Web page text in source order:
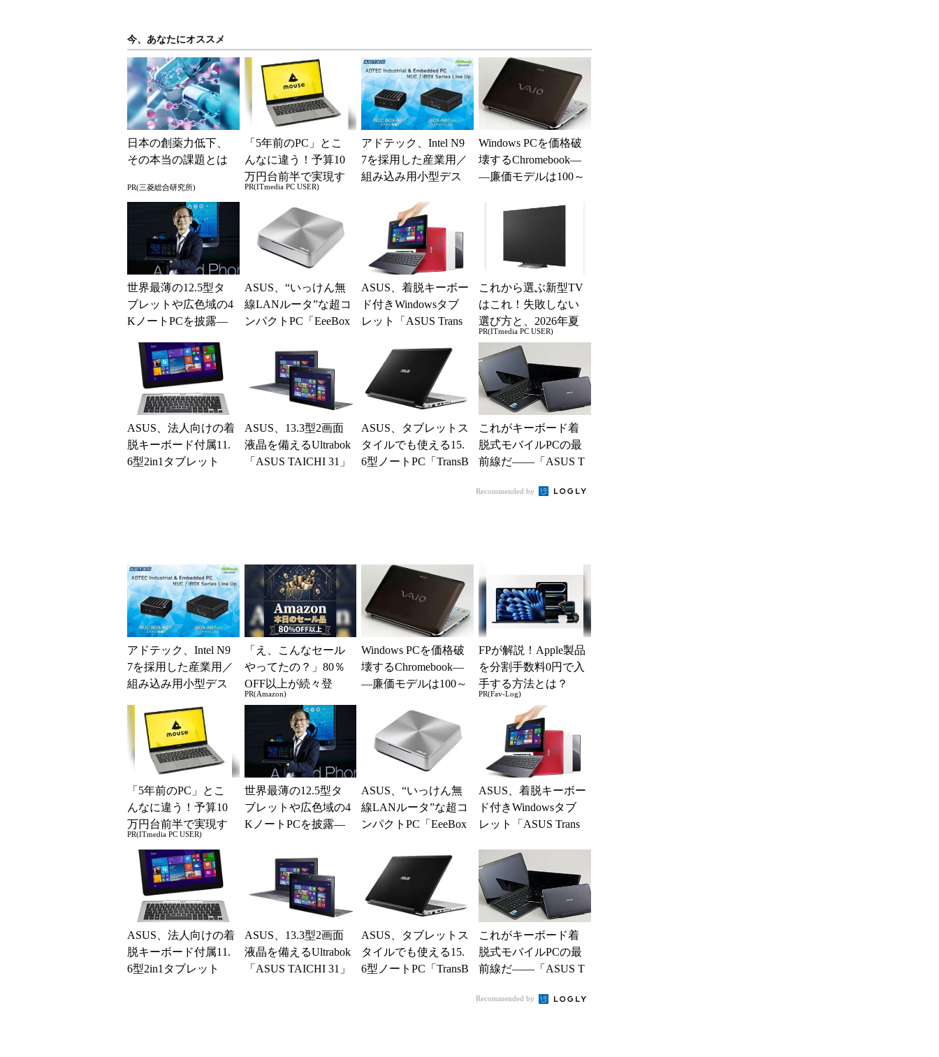
今、あなたにオススメ
日本の創薬力低下、
その本当の課題とは
PR(三菱総合研究所)
「5年前のPC」とこ
んなに違う！予算10
万円台前半で実現す
る快適PCライフ
PR(ITmedia PC USER)
アドテック、Intel N9
7を採用した産業用／
組み込み用小型デス
Windows PCを価格破
壊するChromebook―
―廉価モデルは100～
世界最薄の12.5型タ
ブレットや広色域の4
KノートPCを披露―
ベント (1/3...
ASUS、“いっけん無
線LANルータ”な超コ
ンパクトPC「EeeBox
ASUS、着脱キーボー
ド付きWindowsタブ
レット「ASUS Trans
これから選ぶ新型TV
はこれ！失敗しない
選び方と、2026年夏
の一押しモデル
PR(ITmedia PC USER)
ASUS、法人向けの着
脱キーボード付属11.
6型2in1タブレット
ASUS、13.3型2画面
液晶を備えるUltrabok
「ASUS TAICHI 31」
ASUS、タブレットス
タイルでも使える15.
6型ノートPC「TransB
これがキーボード着
脱式モバイルPCの最
前線だ――「ASUS T
徹...
Recommended by
アドテック、Intel N9
7を採用した産業用／
組み込み用小型デス
「え、こんなセール
やってたの？」80％
OFF以上が続々登
場！Amazonの本気が
PR(Amazon)
Windows PCを価格破
壊するChromebook―
―廉価モデルは100～
FPが解説！Apple製品
を分割手数料0円で入
手する方法とは？
PR(Fav-Log)
「5年前のPC」とこ
んなに違う！予算10
万円台前半で実現す
る快適PCライフ
PR(ITmedia PC USER)
世界最薄の12.5型タ
ブレットや広色域の4
KノートPCを披露―
ベント (1/3...
ASUS、“いっけん無
線LANルータ”な超コ
ンパクトPC「EeeBox
ASUS、着脱キーボー
ド付きWindowsタブ
レット「ASUS Trans
ASUS、法人向けの着
脱キーボード付属11.
6型2in1タブレット
ASUS、13.3型2画面
液晶を備えるUltrabok
「ASUS TAICHI 31」
ASUS、タブレットス
タイルでも使える15.
6型ノートPC「TransB
これがキーボード着
脱式モバイルPCの最
前線だ――「ASUS T
徹...
Recommended by